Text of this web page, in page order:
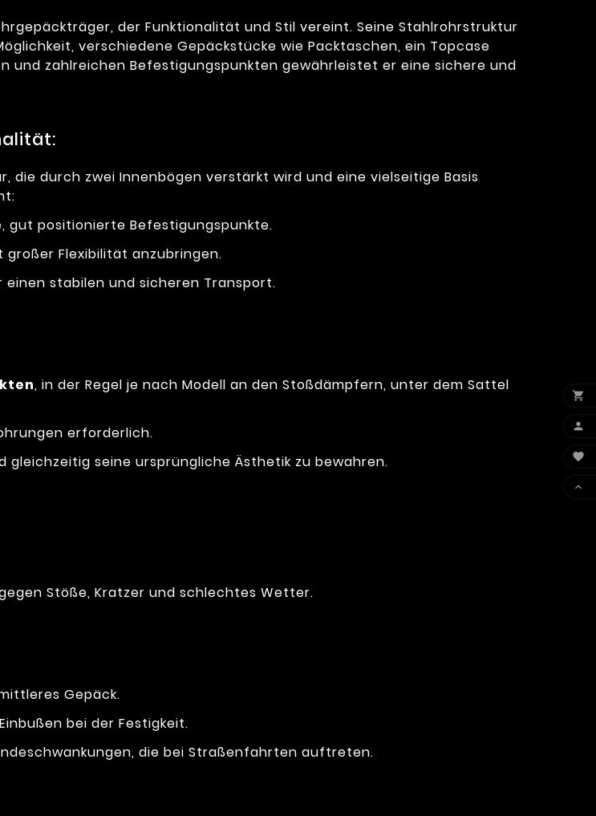
der Funktionalität und Stil vereint. Seine Stahlrohrstruktur
verschiedene Gepäckstücke wie Packtaschen, ein Topcase
und zahlreichen Befestigungspunkten gewährleistet er eine sichere und
durch zwei Innenbögen verstärkt wird und eine vielseitige Basis
gut positionierte Befestigungspunkte.
Flexibilität anzubringen.
einen stabilen und sicheren Transport.
, in der Regel je nach Modell an den Stoßdämpfern, unter dem Sattel
erforderlich.
seine ursprüngliche Ästhetik zu bewahren.
Stöße, Kratzer und schlechtes Wetter.
Gepäck.
bei der Festigkeit.
die bei Straßenfahrten auftreten.



